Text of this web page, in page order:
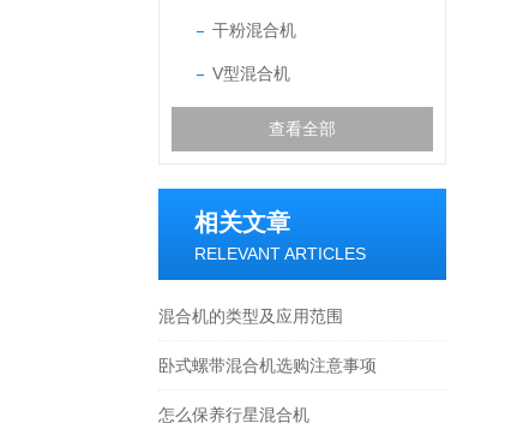
干粉混合机
V型混合机
查看全部
相关文章
RELEVANT ARTICLES
混合机的类型及应用范围
卧式螺带混合机选购注意事项
怎么保养行星混合机